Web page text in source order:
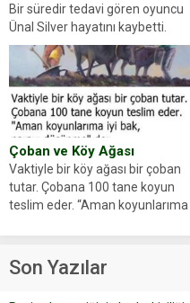
Bir süredir tedavi gören oyuncu
Ünal Silver hayatını kaybetti.
Haberi, oyuncunun menajerlik
ajansı duyurdu. Renda Güner,
sosyal medya hesabında “Usta
Oyuncumuz ve çok değerli
dostumuz...
Çoban ve Köy Ağası
Vaktiyle bir köy ağası bir çoban
tutar. Çobana 100 tane koyun
teslim eder. “Aman koyunlarıma
Çoban koyunları alır gider.
Son Yazılar